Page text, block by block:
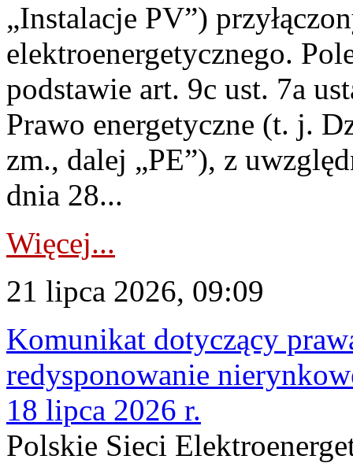
„Instalacje PV”)
elektroenergetycznego.
podstawie art. 9c ust. 7a
Prawo energetyczne (t. j.
zm., dalej „PE”), z
dnia 28...
Więcej...
21 lipca 2026, 09:09
Komunikat dotyczący
redysponowanie
18 lipca 2026 r.
Polskie Sieci